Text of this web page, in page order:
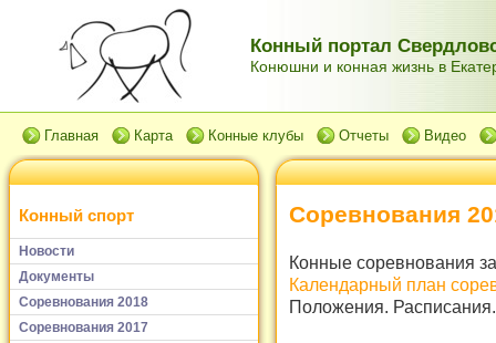
Конный портал
Конюшни и конная жизнь в
Главная Карта Конные клубы Отчеты Видео
Конный спорт
Новости
Документы
Соревнования 2018
Соревнования 2017
Соревнования
Конные соревнования
Календарный план
Положения.